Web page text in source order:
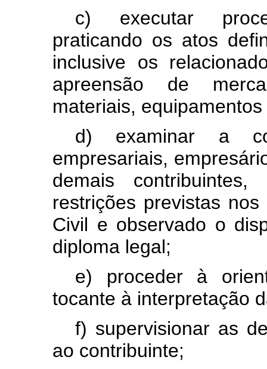
c)
executar
praticando os atos
inclusive
os
apreensão
de
materiais, equipamentos
d)
examinar a
empresariais,
demais
contribuintes,
restrições previstas nos
Civil e observado o
diploma legal;
e)
proceder à
tocante à interpretação
f) supervisionar as
ao contribuinte;